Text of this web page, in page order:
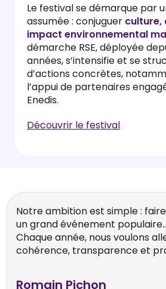
Le festival se démarque par
assumée : conjuguer culture,
impact environnemental
démarche RSE, déployée
années, s’intensifie et se
d’actions concrètes,
l’appui de partenaires
Enedis.
Découvrir le festival
Notre ambition est simple : faire
un grand événement
Chaque année, nous voulons
cohérence, transparence et
Romain Pichon